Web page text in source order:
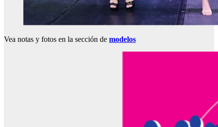
Vea notas y fotos en la sección de modelos